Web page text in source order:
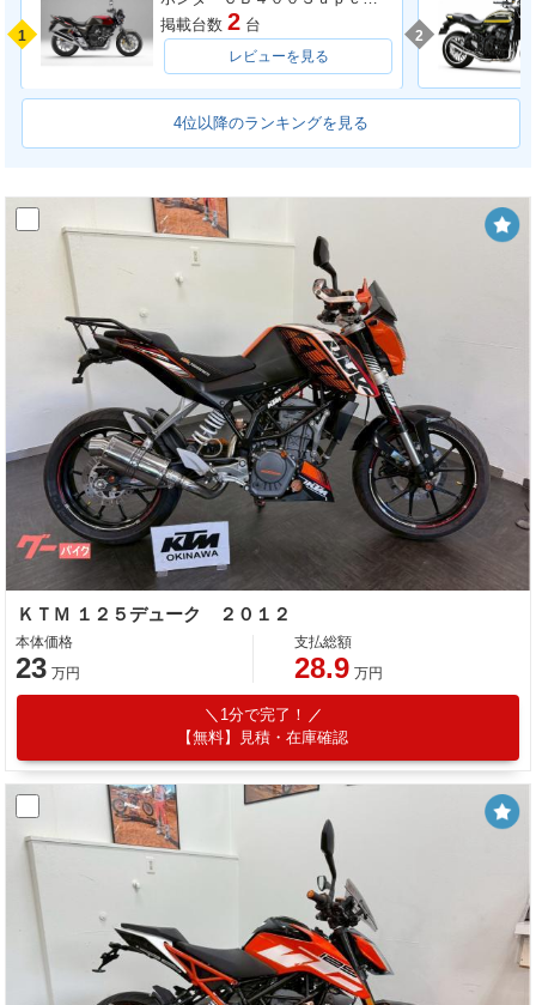
1
掲載台数 2 台
レビューを見る
2
4位以降のランキングを見る
ＫＴＭ １２５デューク ２０１２
本体価格
23 万円
支払総額
28.9 万円
1分で完了！
【無料】見積・在庫確認